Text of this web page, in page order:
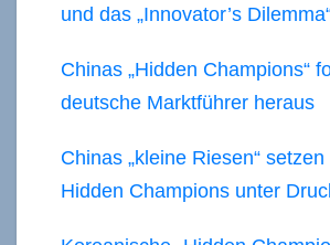
und das „Innovator’s
Chinas „Hidden Champions“
deutsche Marktführer heraus
Chinas „kleine Riesen“
Hidden Champions unter